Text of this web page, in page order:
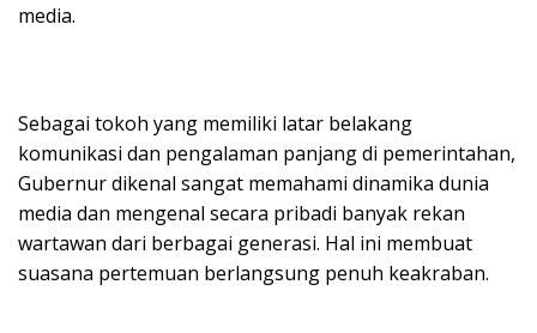
media.
Sebagai tokoh yang memiliki latar belakang
komunikasi dan pengalaman panjang di pemerintahan,
Gubernur dikenal sangat memahami dinamika dunia
media dan mengenal secara pribadi banyak rekan
wartawan dari berbagai generasi. Hal ini membuat
suasana pertemuan berlangsung penuh keakraban.